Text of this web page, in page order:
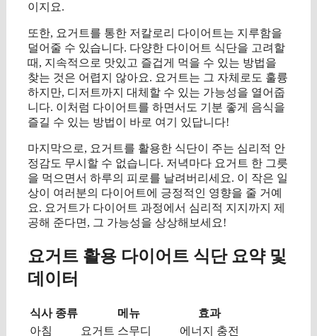
이지요.
또한, 요거트를 통한 저칼로리 다이어트는 지루함을
덜어줄 수 있습니다. 다양한 다이어트 식단을 고려할
때, 지속적으로 맛있고 즐겁게 먹을 수 있는 방법을
찾는 것은 어렵지 않아요. 요거트는 그 자체로도 훌륭
하지만, 디저트까지 대체할 수 있는 가능성을 열어줍
니다. 이처럼 다이어트를 하면서도 기분 좋게 음식을
즐길 수 있는 방법이 바로 여기 있답니다!
마지막으로, 요거트를 활용한 식단이 주는 심리적 안
정감도 무시할 수 없습니다. 저녁마다 요거트 한 그릇
을 먹으면서 하루의 피로를 날려버리세요. 이 작은 일
상이 여러분의 다이어트에 긍정적인 영향을 줄 거예
요. 요거트가 다이어트 과정에서 심리적 지지까지 제
공해 준다면, 그 가능성을 상상해보세요!
요거트 활용 다이어트 식단 요약 및
데이터
식사 종류 메뉴
효과
아침
요거트 스무디 에너지 충전